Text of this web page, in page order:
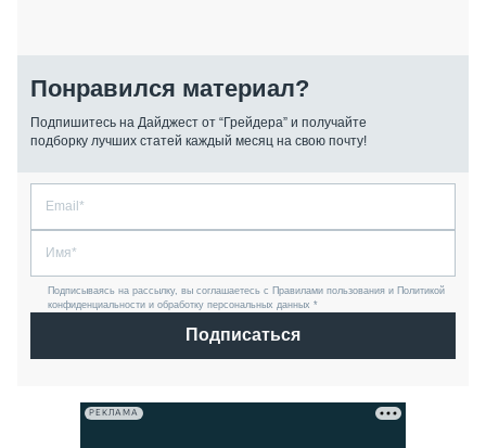
Понравился материал?
Подпишитесь на Дайджест от “Грейдера” и получайте
подборку лучших статей каждый месяц на свою почту!
Подписываясь на рассылку, вы соглашаетесь с Правилами пользования и Политикой
конфиденциальности и обработку персональных данных *
Подписаться
РЕКЛАМА